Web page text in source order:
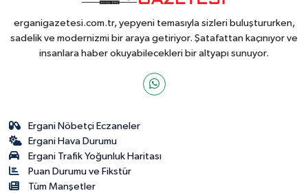
erganigazetesi.com.tr, yepyeni temasıyla sizleri buluştururken,
sadelik ve modernizmi bir araya getiriyor. Şatafattan kaçınıyor ve
insanlara haber okuyabilecekleri bir altyapı sunuyor.
Ergani Nöbetçi Eczaneler
Ergani Hava Durumu
Ergani Trafik Yoğunluk Haritası
Puan Durumu ve Fikstür
Tüm Manşetler